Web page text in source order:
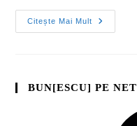
Citește Mai Mult
BUN[ESCU] PE NET